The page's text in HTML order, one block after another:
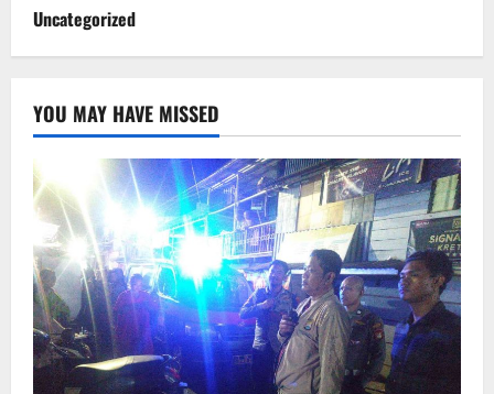
Uncategorized
YOU MAY HAVE MISSED